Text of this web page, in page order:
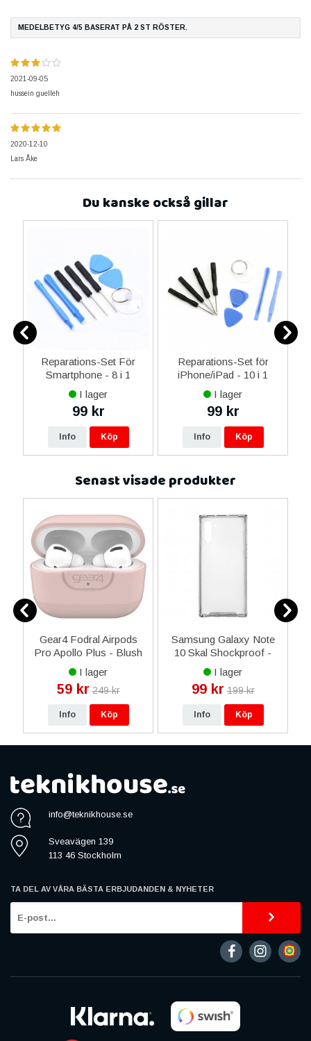
MEDELBETYG 4/5 BASERAT PÅ 2 ST RÖSTER.
2021-09-05
hussein guelleh
2020-12-10
Lars Åke
Du kanske också gillar
Reparations-Set För
Smartphone - 8 i 1
I lager
99 kr
Info Köp
Reparations-Set för
iPhone/iPad - 10 i 1
I lager
99 kr
Info Köp
Senast visade produkter
Gear4 Fodral Airpods
Pro Apollo Plus - Blush
I lager
59 kr 249 kr
Info Köp
Samsung Galaxy Note
10 Skal Shockproof -
Grå Transparent
I lager
99 kr 199 kr
Info Köp
info@teknikhouse.se
Sveavägen 139
113 46 Stockholm
TA DEL AV VÅRA BÄSTA ERBJUDANDEN & NYHETER